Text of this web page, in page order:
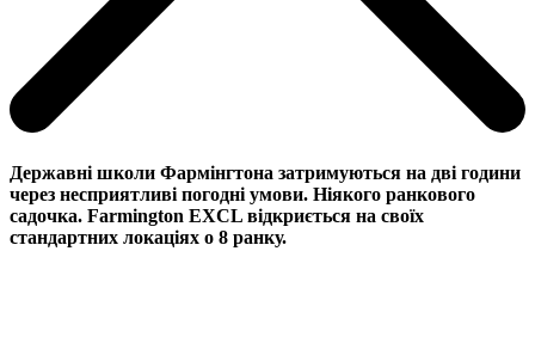
Державні школи Фармінгтона затримуються на дві години
через несприятливі погодні умови. Ніякого ранкового
садочка. Farmington EXCL відкриється на своїх
стандартних локаціях о 8 ранку.